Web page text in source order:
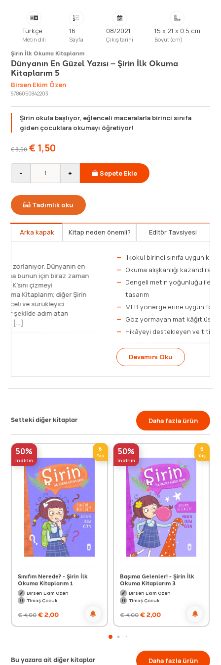
Türkçe
Metin dili
16
Sayfa
08/2021
Çıkış tarihi
15 x 21 x 0.5 cm
Boyut (cm)
Şirin İlk Okuma Kitaplarım
Dünyanın En Güzel Yazısı – Şirin İlk Okuma
Kitaplarım 5
Birsen Ekim Özen
9786050842203
Şirin okula başlıyor, eğlenceli maceralarla birinci sınıfa
giden çocuklara okumayı öğretiyor!
€3,00 € 1,50
- + Sepete Ekle
Tadımlık oku
Arka kapak Kitap neden önemli? Editör Tavsiyesi
Şirin "K" harfini çizmekte biraz zorlanıyor. Dünyanın en
güzel harfini çizmek istiyor ama bunun için biraz zaman
lazım. Şirin, dünyanın en güzel K'sını çizmeyi
başarabilecek mi? Şirin İlk Okuma Kitaplarım; diğer Şirin
kitaplarında olduğu gibi eğlenceli ve sürükleyici
hikâyeleriyle okumaya aktif bir şekilde adım atan
çocukları kitapların dünyasına [...]
Setteki diğer kitaplar Daha fazla ürün
50%
indirim
6
Yaş
Sınıfım Nerede? - Şirin İlk
Okuma Kitaplarım 1
Birsen Ekim Özen
Timaş Çocuk
€4,00€2,00
50%
indirim
6
Yaş
Başıma Gelenler! - Şirin İlk
Okuma Kitaplarım 3
Birsen Ekim Özen
Timaş Çocuk
€4,00€2,00
Bu yazara ait diğer kitaplar Daha fazla ürün